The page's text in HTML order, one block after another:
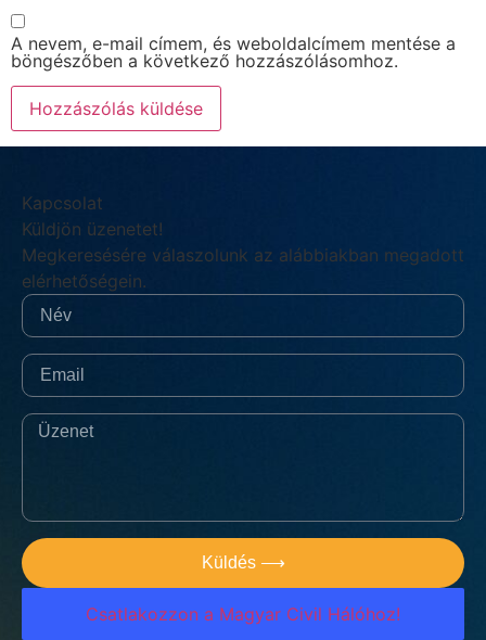
A nevem, e-mail címem, és weboldalcímem mentése a
böngészőben a következő hozzászólásomhoz.
Kapcsolat
Küldjön üzenetet!
Megkeresésére válaszolunk az alábbiakban megadott
elérhetőségein.
Küldés ⟶
Csatlakozzon a Magyar Civil Hálóhoz!